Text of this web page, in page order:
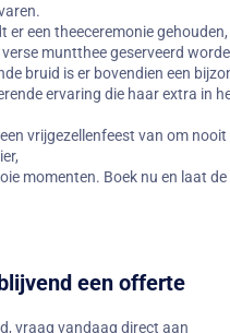
er een theeceremonie
verse muntthee geserveerd
bruid is er bovendien een
ervaring die haar extra in
vrijgezellenfeest van om nooit
momenten. Boek nu en laat
een offerte
vraag vandaag direct aan